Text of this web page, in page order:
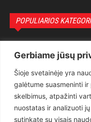
Gerbiame jūsų
Šioje svetainėje yra
galėtume suasmeninti
skelbimus, atpažinti
nuostatas ir analizuoti
sutinkate su visais
POPULIARIOS
Teisėsauga
Aktualu
Lietuva